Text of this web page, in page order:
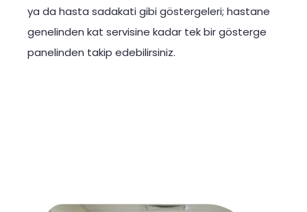
ya da hasta sadakati gibi göstergeleri; hastane
genelinden kat servisine kadar tek bir gösterge
panelinden takip edebilirsiniz.